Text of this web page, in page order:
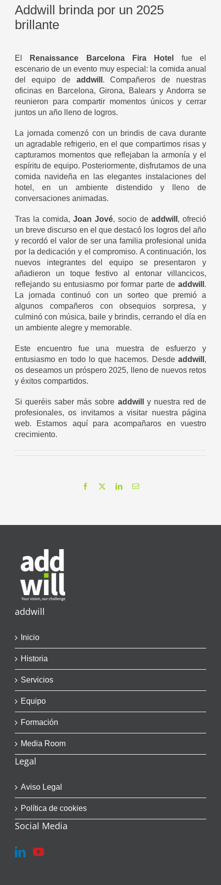
Addwill brinda por un 2025
brillante
El Renaissance Barcelona Fira Hotel
fue el
escenario de un evento muy especial: la comida anual
del equipo de addwill . Compañeros de nuestras
oficinas en Barcelona, Girona, Balears y Andorra se
reunieron para compartir momentos únicos y cerrar
juntos un año lleno de logros.
La jornada comenzó con un brindis de cava durante
un agradable refrigerio, en el que compartimos risas y
capturamos momentos que reflejaban la armonía y el
espíritu de equipo. Posteriormente, disfrutamos de una
comida navideña en las elegantes instalaciones del
hotel, en un ambiente distendido y lleno de
conversaciones animadas.
Tras la comida, Joan Jové, socio de addwill , ofreció
un breve discurso en el que destacó los logros del año
y recordó el valor de ser una familia profesional unida
por la dedicación y el compromiso. A continuación, los
nuevos integrantes del equipo se presentaron y
añadieron un toque festivo al entonar villancicos,
reflejando su entusiasmo por formar parte de addwill .
La jornada continuó con un sorteo que premió a
algunos compañeros con obsequios sorpresa, y
culminó con música, baile y brindis, cerrando el día en
un ambiente alegre y memorable.
Este encuentro fue una muestra de esfuerzo y
entusiasmo en todo lo que hacemos. Desde addwill ,
os deseamos un próspero 2025, lleno de nuevos retos
y éxitos compartidos.
Si queréis saber más sobre addwill y nuestra red de
profesionales, os invitamos a visitar nuestra página
web. Estamos aquí para acompañaros en vuestro
crecimiento.
Facebook LinkedInCorreo
addwill
Inicio
Historia
Servicios
Equipo
Formación
Media Room
Legal
Aviso Legal
Política de cookies
Social Media